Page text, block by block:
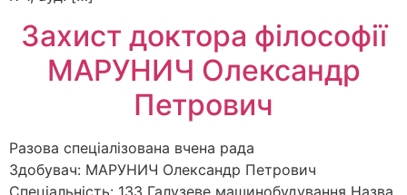
Захист доктора філософії
МАРУНИЧ Олександр
Петрович
Разова спеціалізована вчена рада
Здобувач: МАРУНИЧ Олександр Петрович